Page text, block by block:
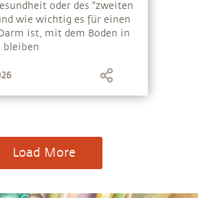
oder des "zweiten
wie wichtig es für einen
ist, mit dem Boden in
bleiben
Load More